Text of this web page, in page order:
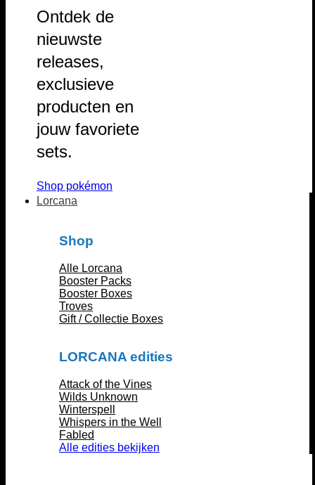
Ontdek de
nieuwste
releases,
exclusieve
producten en
jouw favoriete
sets.
Shop pokémon
Lorcana
Shop
Alle Lorcana
Booster Packs
Booster Boxes
Troves
Gift / Collectie Boxes
LORCANA edities
Attack of the Vines
Wilds Unknown
Winterspell
Whispers in the Well
Fabled
Alle edities bekijken